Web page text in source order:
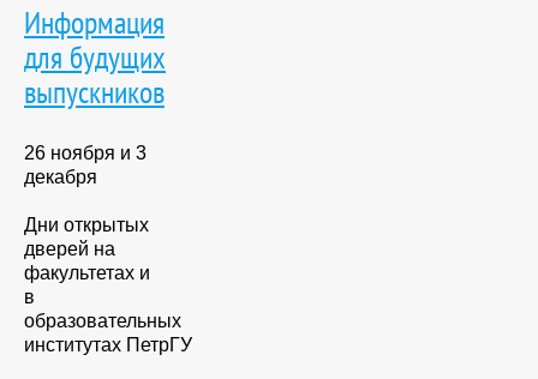
Информация
для будущих
выпускников
26 ноября и 3
декабря
Дни открытых
дверей на
факультетах и
в
образовательных
институтах ПетрГУ